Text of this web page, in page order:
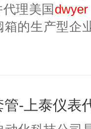
理美国dwyer
的生产型企